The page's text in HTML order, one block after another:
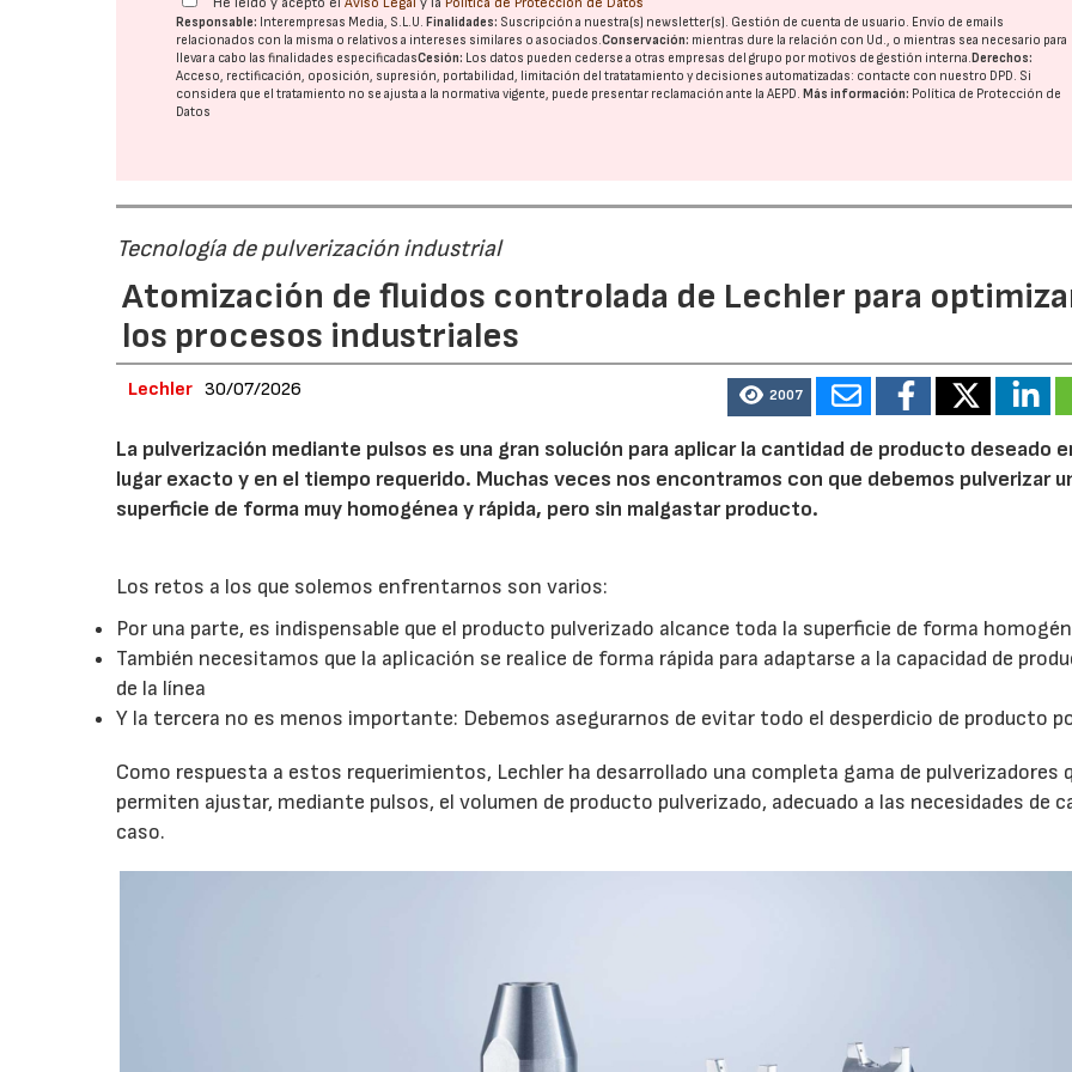
Responsable: Interempresas Media, S.L.U.Finalidades: Suscripción a nuestra(s) newsletter(s). Gestión de cuenta de usuario. Envío de emails
relacionados con la misma o relativos a intereses similares o asociados.Conservación: mientras dure la relación con Ud., o mientras sea necesario para
llevar a cabo las finalidades especificadasCesión: Los datos pueden cederse a otras empresas del grupo por motivos de gestión interna.Derechos:
Acceso, rectificación, oposición, supresión, portabilidad, limitación del tratatamiento y decisiones automatizadas: contacte con nuestro DPD. Si
considera que el tratamiento no se ajusta a la normativa vigente, puede presentar reclamación ante laAEPD.Más información: Política de Protección de
Datos
Tecnología de pulverización industrial
Atomización de fluidos controlada de Lechler para
los procesos industriales
Lechler 30/07/2026 2007
La pulverización mediante pulsos es una gran solución para aplicar la cantidad de producto deseado
lugar exacto y en el tiempo requerido. Muchas veces nos encontramos con que debemos pulverizar
superficie de forma muy homogénea y rápida, pero sin malgastar producto.
Los retos a los que solemos enfrentarnos son varios:
Por una parte, es indispensable que el producto pulverizado alcance toda la superficie de forma
También necesitamos que la aplicación se realice de forma rápida para adaptarse a la capacidad de
de la línea
Y la tercera no es menos importante: Debemos asegurarnos de evitar todo el desperdicio de producto
Como respuesta a estos requerimientos, Lechler ha desarrollado una completa gama de pulverizadores
permiten ajustar, mediante pulsos, el volumen de producto pulverizado, adecuado a las necesidades de
caso.